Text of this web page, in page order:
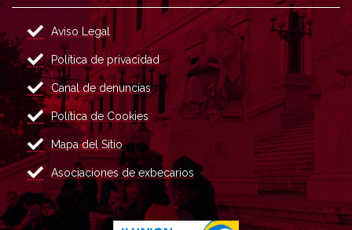
Aviso Legal
Política de privacidad
Canal de denuncias
Política de Cookies
Mapa del Sitio
Asociaciones de exbecarios